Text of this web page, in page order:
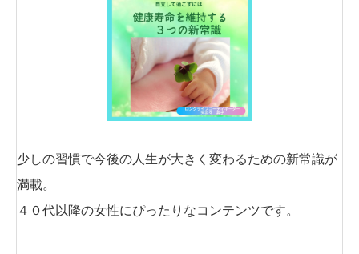
少しの習慣で今後の人生が大きく変わるための新常識が
満載。
４０代以降の女性にぴったりなコンテンツです。